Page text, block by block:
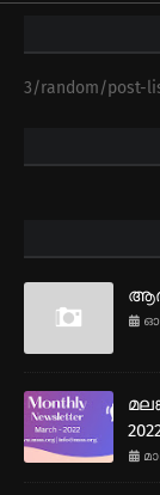
3/random/post-